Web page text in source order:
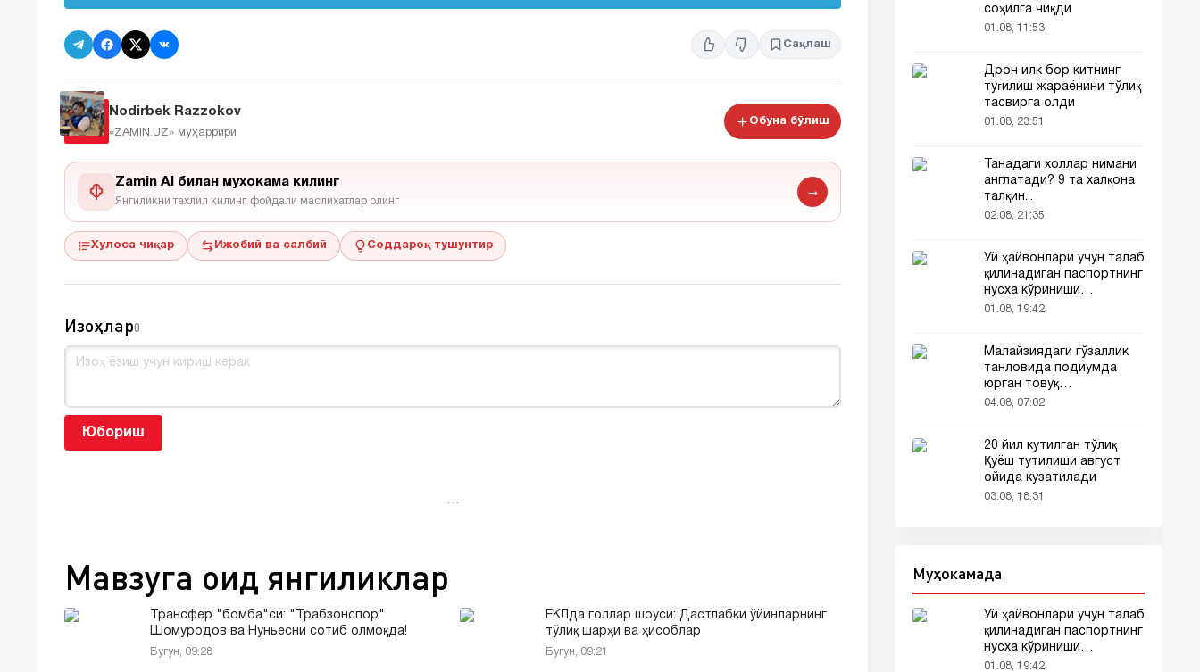
Сақлаш
Nodirbek Razzokov
«ZAMIN.UZ» муҳаррири
Обуна бўлиш
Zamin AI билан мухокама килинг
Янгиликни тахлил килинг, фойдали маслихатлар олинг
→
Хулоса чиқар Ижобий ва салбий Соддароқ тушунтир
Изоҳлар0
Юбориш
…
Мавзуга оид янгиликлар
Трансфер "бомба"си: "Трабзонспор"
Шомуродов ва Нуньесни сотиб олмоқда!
Бугун, 09:28
ЕКЛда голлар шоуси: Дастлабки ўйинларнинг
тўлиқ шарҳи ва ҳисоблар
Бугун, 09:21
соҳилга чиқди
01.08, 11:53
Дрон илк бор китнинг
туғилиш жараёнини тўлиқ
тасвирга олди
01.08, 23:51
Танадаги холлар нимани
англатади? 9 та халқона
талқин...
02.08, 21:35
Уй ҳайвонлари учун талаб
қилинадиган паспортнинг
нусха кўриниши
тармоқларда тарқалди
01.08, 19:42
Малайзиядаги гўзаллик
танловида подиумда
юрган товуқ
томошабинлар
04.08, 07:02
20 йил кутилган тўлиқ
Қуёш тутилиши август
ойида кузатилади
03.08, 18:31
Муҳокамада
Уй ҳайвонлари учун талаб
қилинадиган паспортнинг
нусха кўриниши
тармоқларда тарқалди
01.08, 19:42